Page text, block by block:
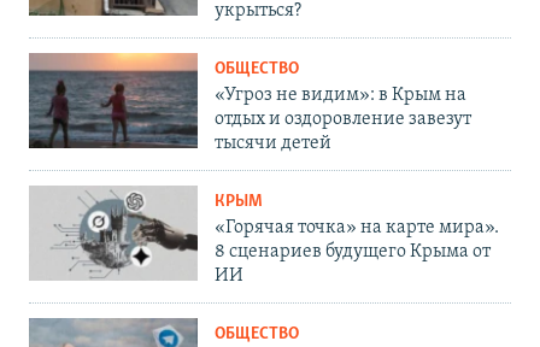
укрыться?
ОБЩЕСТВО
«Угроз не видим»: в Крым на
отдых и оздоровление завезут
тысячи детей
КРЫМ
«Горячая точка» на карте мира».
8 сценариев будущего Крыма от
ИИ
ОБЩЕСТВО